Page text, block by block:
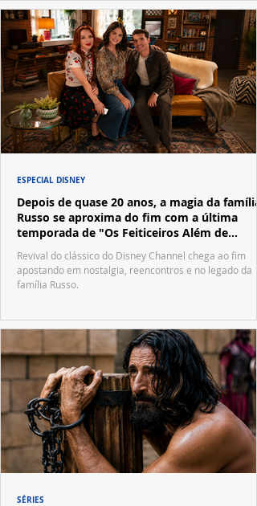
Depois de quase 20 anos, a magia da família
Russo se aproxima do fim com a última
temporada de "Os Feiticeiros Além de
Waverly Place"
Revival do clássico do Disney Channel chega ao fim
apostando em nostalgia, reencontros e no legado da
família Russo.
ESPECIAL DISNEY
SÉRIES